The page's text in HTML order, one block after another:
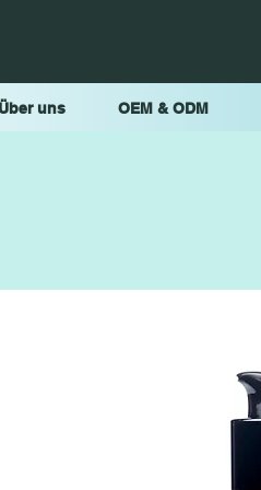
Über uns OEM & ODM